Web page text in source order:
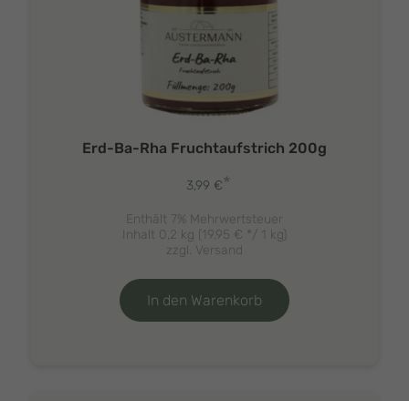
Erd-Ba-Rha Fruchtaufstrich 200g
3,99 €*
Enthält 7% Mehrwertsteuer
Inhalt 0,2 kg (19,95 € */ 1 kg)
zzgl. Versand
In den Warenkorb